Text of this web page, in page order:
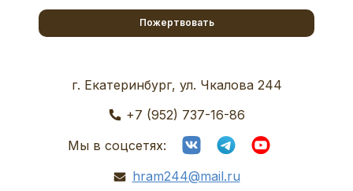
Пожертвовать
г. Екатеринбург, ул. Чкалова 244
+7 (952) 737-16-86
Мы в соцсетях:
hram244@mail.ru